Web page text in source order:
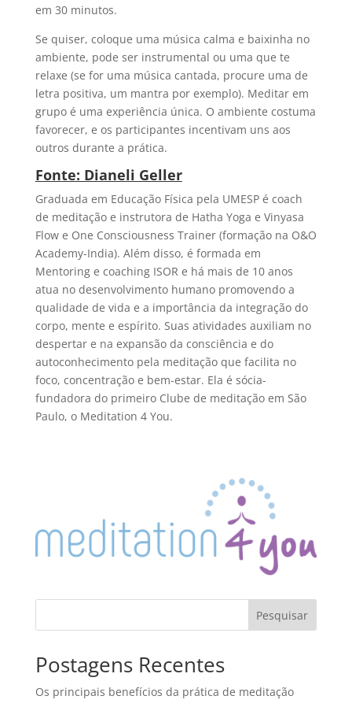
em 30 minutos.
Se quiser, coloque uma música calma e baixinha no
ambiente, pode ser instrumental ou uma que te
relaxe (se for uma música cantada, procure uma de
letra positiva, um mantra por exemplo). Meditar em
grupo é uma experiência única. O ambiente costuma
favorecer, e os participantes incentivam uns aos
outros durante a prática.
Fonte: Dianeli Geller
Graduada em Educação Física pela UMESP é coach
de meditação e instrutora de Hatha Yoga e Vinyasa
Flow e One Consciousness Trainer (formação na O&O
Academy-India). Além disso, é formada em
Mentoring e coaching ISOR e há mais de 10 anos
atua no desenvolvimento humano promovendo a
qualidade de vida e a importância da integração do
corpo, mente e espírito. Suas atividades auxiliam no
despertar e na expansão da consciência e do
autoconhecimento pela meditação que facilita no
foco, concentração e bem-estar. Ela é sócia-
fundadora do primeiro Clube de meditação em São
Paulo, o Meditation 4 You.
Pesquisar
Postagens Recentes
Os principais benefícios da prática de meditação